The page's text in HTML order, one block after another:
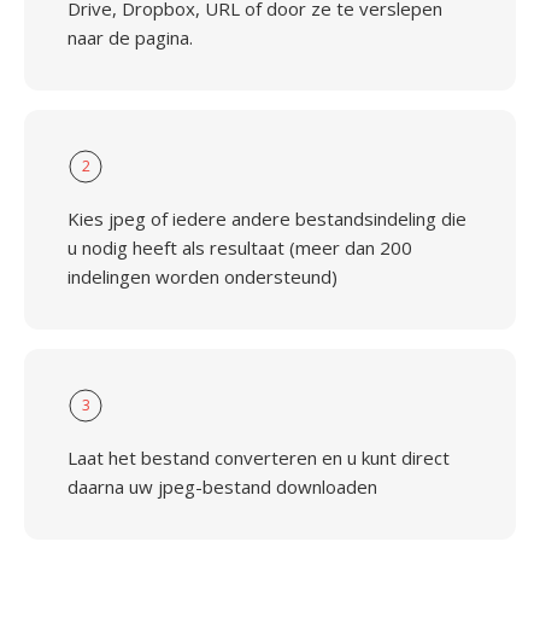
Drive, Dropbox, URL of door ze te verslepen
naar de pagina.
2
Kies jpeg of iedere andere bestandsindeling die
u nodig heeft als resultaat (meer dan 200
indelingen worden ondersteund)
3
Laat het bestand converteren en u kunt direct
daarna uw jpeg-bestand downloaden